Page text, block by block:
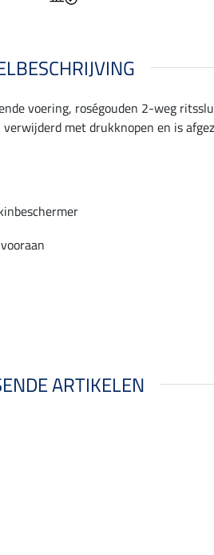
voering, roségouden 2-weg
met drukknopen en is
ARTIKELEN